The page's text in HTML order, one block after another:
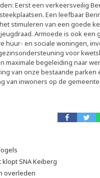
Eerst een verkeersveilig
Een leefbaar
stimuleren van een goede
Armoede is ook een
huur- en sociale woningen,
voor
maximale begeleiding naar
van onze bestaande parken
van inwoners op de
klopt SNA Keiberg
overleden